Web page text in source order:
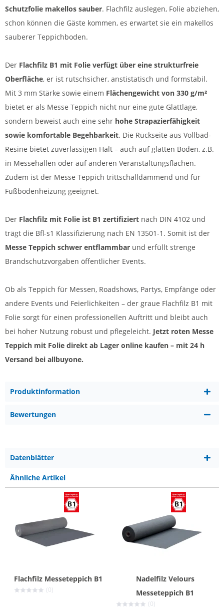
Schutzfolie makellos sauber. Flachfilz auslegen, Folie abziehen,
schon können die Gäste kommen, es erwartet sie ein makellos
sauberer Teppichboden.
Der Flachfilz B1 mit Folie verfügt über eine strukturfreie
Oberfläche, er ist rutschsicher, anstistatisch und formstabil.
Mit 3 mm Stärke sowie einem Flächengewicht von 330 g/m²
bietet er als Messe Teppich nicht nur eine gute Glattlage,
sondern beweist auch eine sehr hohe Strapazierfähigkeit
sowie komfortable Begehbarkeit. Die Rückseite aus Vollbad-
Resine bietet zuverlässigen Halt – auch auf glatten Böden, z.B.
in Messehallen oder auf anderen Veranstaltungsflächen.
Zudem ist der Messe Teppich trittschalldämmend und für
Fußbodenheizung geeignet.
Der Flachfilz mit Folie ist B1 zertifiziert nach DIN 4102 und
trägt die Bfl-s1 Klassifizierung nach EN 13501-1. Somit ist der
Messe Teppich schwer entflammbar und erfüllt strenge
Brandschutzvorgaben öffentlicher Events.
Ob als Teppich für Messen, Roadshows, Partys, Empfänge oder
andere Events und Feierlichkeiten – der graue Flachfilz B1 mit
Folie sorgt für einen professionellen Auftritt und bleibt auch
bei hoher Nutzung robust und pflegeleicht. Jetzt roten Messe
Teppich mit Folie direkt ab Lager online kaufen – mit 24 h
Versand bei allbuyone.
Produktinformation
Bewertungen
Datenblätter
Ähnliche Artikel
Flachfilz Messeteppich B1
(0)
Nadelfilz Velours
Messeteppich B1
(0)